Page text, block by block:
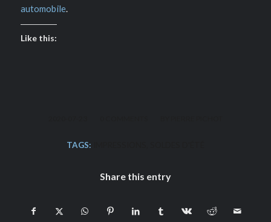
automobile.
Like this:
TAGS:
Share this entry